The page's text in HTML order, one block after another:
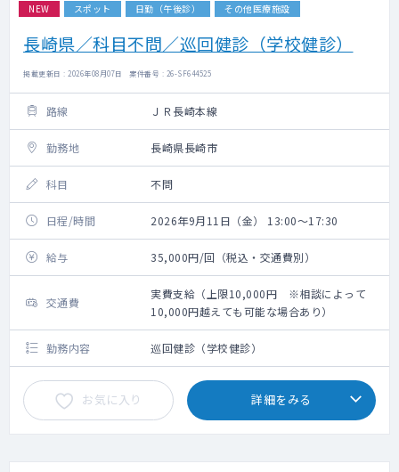
NEW スポット 日勤（午後診） その他医療施設
長崎県／科目不問／巡回健診（学校健診）
掲載更新日 : 2026年08月07日 案件番号 : 26-SF644525
路線 ＪＲ長崎本線
勤務地 長崎県長崎市
科目 不問
日程/時間 2026年9月11日（金） 13:00～17:30
給与 35,000円/回（税込・交通費別）
交通費
実費支給（上限10,000円 ※相談によって
10,000円越えても可能な場合あり）
勤務内容 巡回健診（学校健診）
お気に入り 詳細をみる